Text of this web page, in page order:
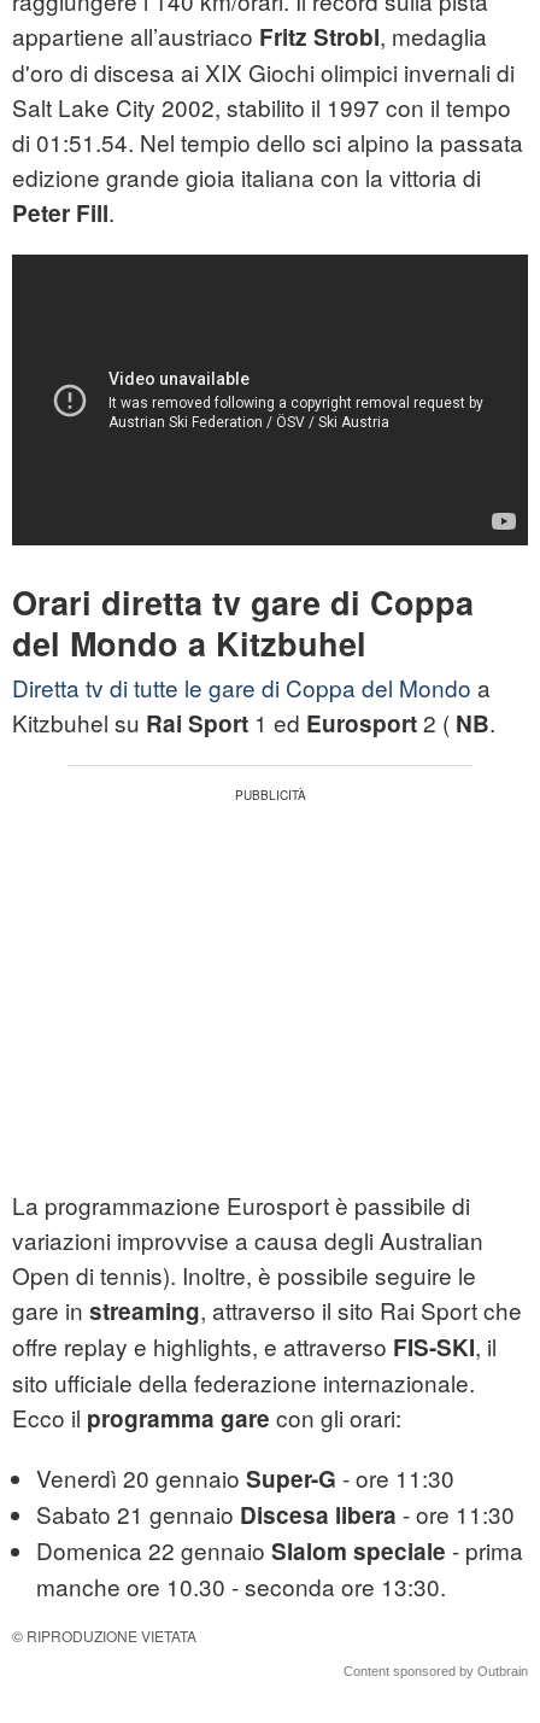
appartiene all’austriaco Fritz Strobl, medaglia
d'oro di discesa ai XIX Giochi olimpici invernali di
Salt Lake City 2002, stabilito il 1997 con il tempo
di 01:51.54. Nel tempio dello sci alpino la passata
edizione grande gioia italiana con la vittoria di
Peter Fill.
Orari diretta tv gare di Coppa
del Mondo a Kitzbuhel
Diretta tv di tutte le gare di Coppa del Mondo a
Kitzbuhel su Rai Sport 1 ed Eurosport2 ( NB.
La programmazione Eurosport è passibile di
variazioni improvvise a causa degli Australian
Open di tennis). Inoltre, è possibile seguire le
gare in streaming, attraverso il sito Rai Sport che
offre replay e highlights, e attraverso FIS-SKI, il
sito ufficiale della federazione internazionale.
Ecco il programma gare con gli orari:
Venerdì 20 gennaio Super-G - ore 11:30
Sabato 21 gennaio Discesa libera - ore 11:30
Domenica 22 gennaio Slalom speciale - prima
manche ore 10.30 - seconda ore 13:30.
© RIPRODUZIONE VIETATA
Content sponsored by Outbrain